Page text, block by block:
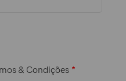
& Condições *